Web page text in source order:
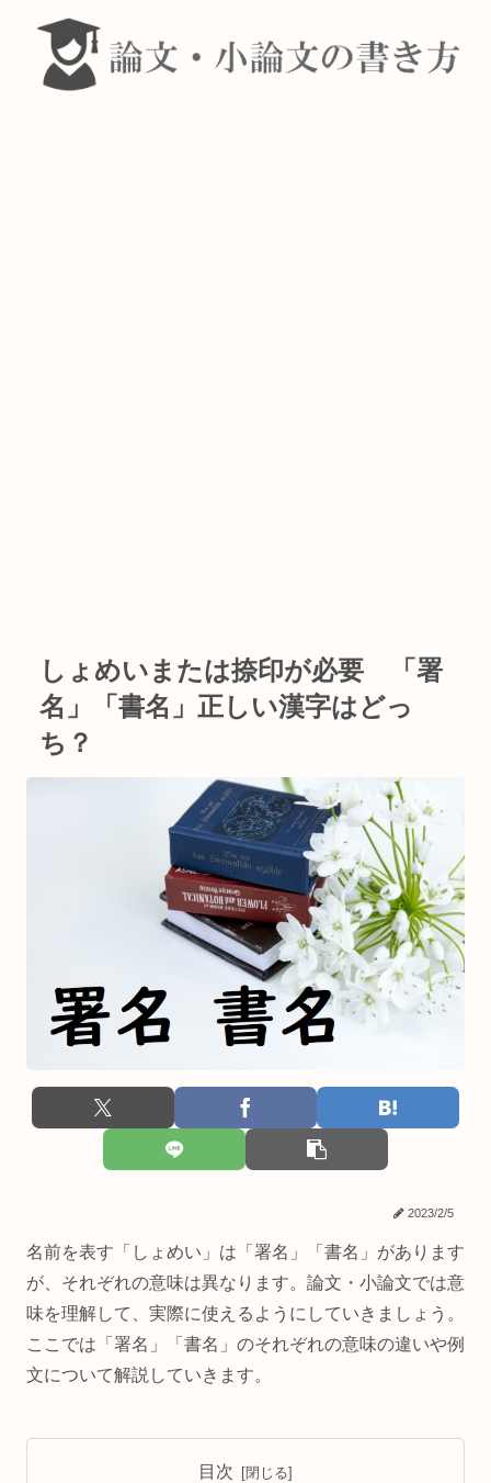
しょめいまたは捺印が必要 「署
名」「書名」正しい漢字はどっ
ち？
2023/2/5
名前を表す「しょめい」は「署名」「書名」があります
が、それぞれの意味は異なります。論文・小論文では意
味を理解して、実際に使えるようにしていきましょう。
ここでは「署名」「書名」のそれぞれの意味の違いや例
文について解説していきます。
目次